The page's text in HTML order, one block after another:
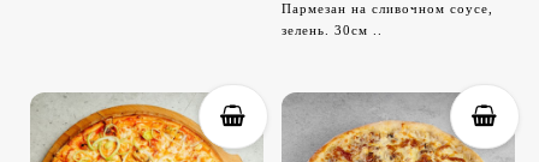
Пармезан на сливочном соусе,
зелень. 30см ..